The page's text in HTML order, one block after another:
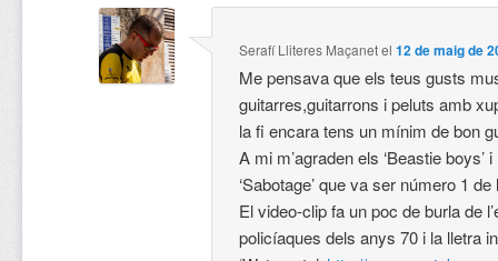
Serafí Lliteres Maçanetel12 de maig de
Me pensava que els teus gusts
guitarres,guitarrons i peluts amb
la fi encara tens un mínim de bon
A mi m’agraden els ‘Beastie
‘Sabotage’ que va ser número 1
El video-clip fa un poc de burla de
policíaques dels anys 70 i la lletra